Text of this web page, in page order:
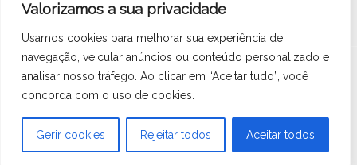
Valorizamos a sua privacidade
Usamos cookies para melhorar sua experiência de
navegação, veicular anúncios ou conteúdo personalizado e
analisar nosso tráfego. Ao clicar em “Aceitar tudo”, você
concorda com o uso de cookies.
Gerir cookies Rejeitar todos Aceitar todos
FacebookTwitter Linked
In
Criado com WordPress